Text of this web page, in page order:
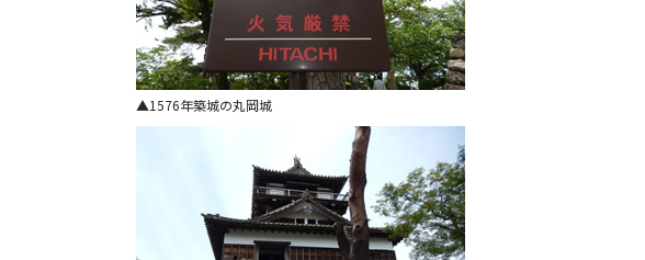
1576年築城の丸岡城